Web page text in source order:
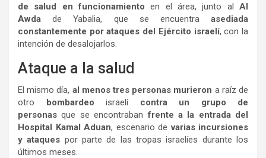
de salud en funcionamiento en el área, junto al Al
Awda de Yabalia, que se encuentra asediada
constantemente por ataques del Ejército israelí, con la
intención de desalojarlos.
Ataque a la salud
El mismo día, al menos tres personas murieron a raíz de
otro bombardeo israelí contra un grupo de
personas que se encontrabanfrente a la entrada del
Hospital Kamal Aduan, escenario devarias incursiones
y ataques por parte de las tropas israelíes durante los
últimos meses.